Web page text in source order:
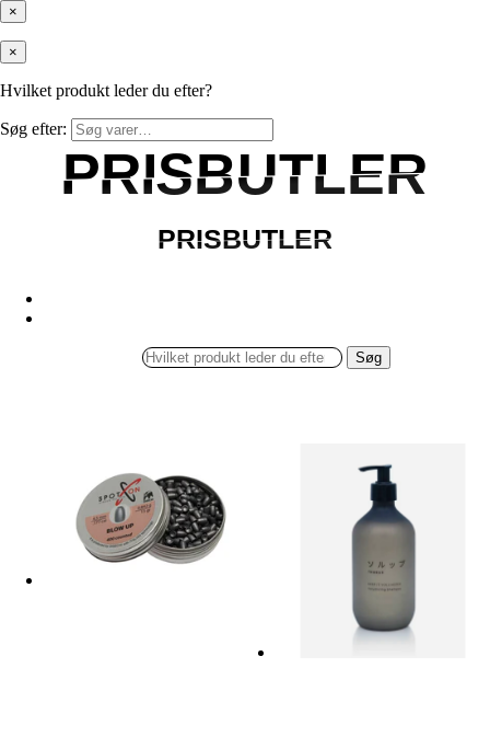
×
×
Hvilket produkt leder du efter?
Søg efter:
PRISBUTLER
PRISBUTLER
PRISBUTLER
PRISBUTLER
Søg